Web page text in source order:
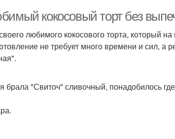
кокосовый торт без
любимого кокосового торта, который
не требует много времени и сил, а
брала "Свиточ" сливочный, понадобилось